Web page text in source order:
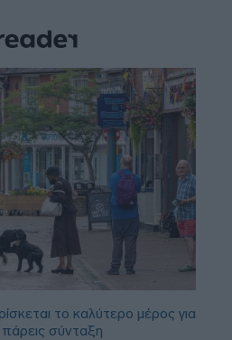
το καλύτερο μέρος για
σύνταξη